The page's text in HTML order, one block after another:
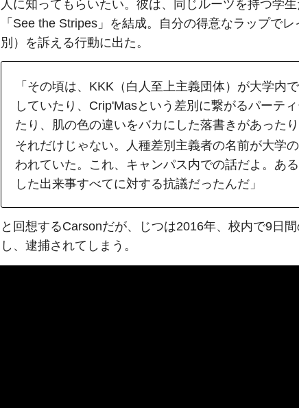
人に知ってもらいたい。彼は、同じルーツを持つ学
「See the Stripes」を結成。自分の得意なラップで
別）を訴える行動に出た。
「その頃は、KKK（白人至上主義団体）が大学内
していたり、Crip'Masという差別に繋がるパーテ
たり、肌の色の違いをバカにした落書きがあったり
それだけじゃない。人種差別主義者の名前が大学
われていた。これ、キャンパス内での話だよ。あ
した出来事すべてに対する抗議だったんだ」
と回想するCarsonだが、じつは2016年、校内で9日
し、逮捕されてしまう。